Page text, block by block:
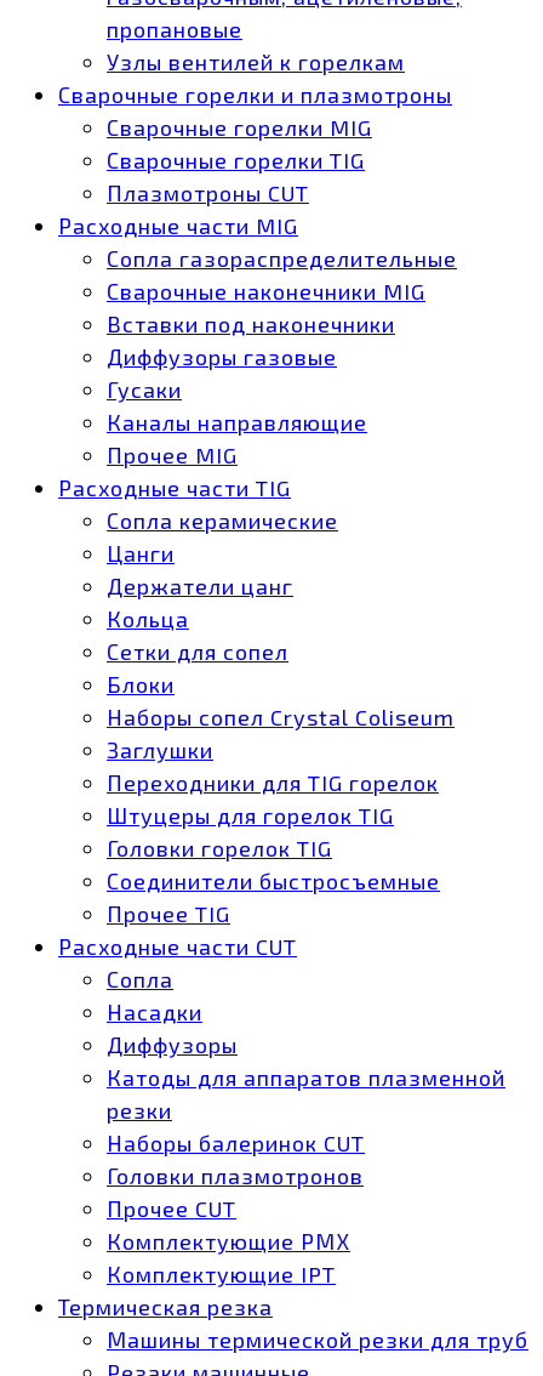
пропановые
Узлы вентилей к горелкам
Сварочные горелки и плазмотроны
Сварочные горелки MIG
Сварочные горелки TIG
Плазмотроны CUT
Расходные части MIG
Сопла газораспределительные
Сварочные наконечники MIG
Вставки под наконечники
Диффузоры газовые
Гусаки
Каналы направляющие
Прочее MIG
Расходные части TIG
Сопла керамические
Цанги
Держатели цанг
Кольца
Сетки для сопел
Блоки
Наборы сопел Crystal Coliseum
Заглушки
Переходники для TIG горелок
Штуцеры для горелок TIG
Головки горелок TIG
Соединители быстросъемные
Прочее TIG
Расходные части CUT
Сопла
Насадки
Диффузоры
Катоды для аппаратов плазменной
резки
Наборы балеринок CUT
Головки плазмотронов
Прочее CUT
Комплектующие РМХ
Комплектующие IPT
Термическая резка
Машины термической резки для труб